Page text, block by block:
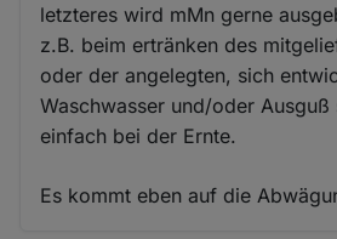
letzteres wird mMn gerne
z.B. beim ertränken des
oder der angelegten, sich
Waschwasser und/oder Ausguß
einfach bei der Ernte.
Es kommt eben auf die